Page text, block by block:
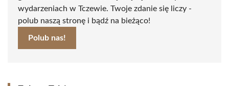
wydarzeniach w Tczewie. Twoje zdanie się liczy -
polub naszą stronę i bądź na bieżąco!
Polub nas!